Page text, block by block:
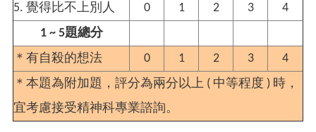
5. 覺得比不上別人 0 1 2 3
4
1 ~ 5題總分
＊ 有自殺的想法 0 1 2 3
4
＊本題為附加題，評分為兩分以上 ( 中等程度 ) 時，
宜考慮接受精神科專業諮詢。